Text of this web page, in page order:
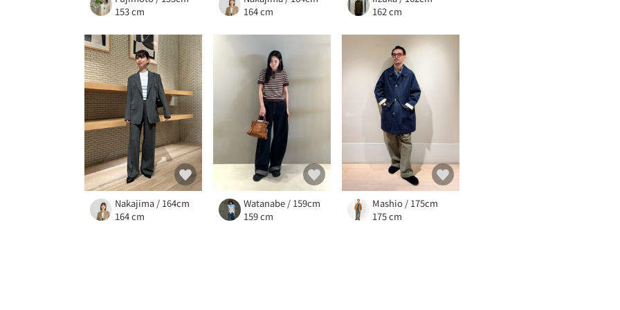
153 cm
164 cm
162 cm
Nakajima / 164cm
164 cm
Watanabe / 159cm
159 cm
Mashio / 175cm
175 cm